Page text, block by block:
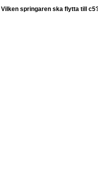
Vilken springaren ska flytta till